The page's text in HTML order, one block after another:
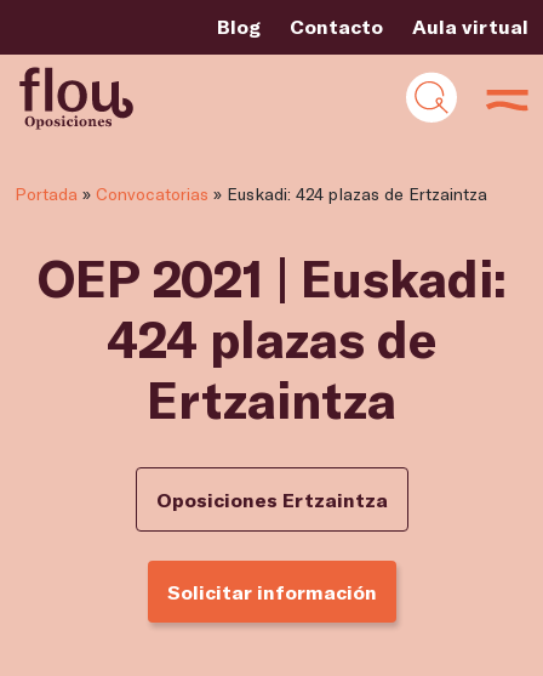
Blog Contacto Aula virtual
Portada » Convocatorias » Euskadi: 424 plazas de Ertzaintza
OEP 2021 | Euskadi:
424 plazas de
Ertzaintza
Oposiciones Ertzaintza
Solicitar información